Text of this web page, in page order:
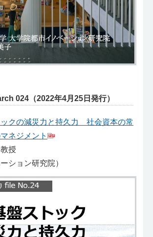
024（2022年4月25日発行）
クの減災力と持久力 社会資本の常
ネジメント
授
ション研究院）